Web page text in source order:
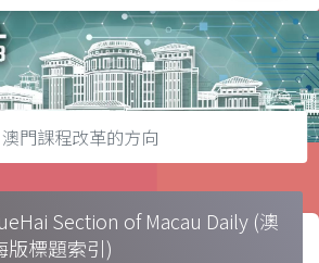
澳門課程改革的方向
Section of Macau Daily (澳
版標題索引)